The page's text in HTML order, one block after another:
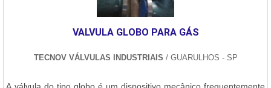
exemplo, residências, hotéis, motéis, piscinas, restaurantes e
com agentes externos ou pela sobrecarga do equipamento.Abaixo
é possível verificar quais as vantagens em contar com o produto:
especializados envolvidos; Entre outros.É NECESSÁRIO
VALVULA GLOBO PARA GÁS
TECNOV VÁLVULAS INDUSTRIAIS / GUARULHOS - SP